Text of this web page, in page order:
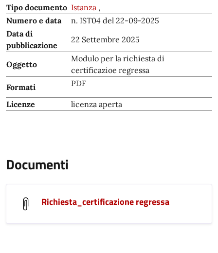
Tipo documento Istanza ,
Numero e data
n. IST04 del 22-09-2025
Data di
pubblicazione
22 Settembre 2025
Oggetto
Modulo per la richiesta di
certificazioe regressa
Formati
PDF
Licenze licenza aperta
Documenti
Richiesta_certificazione regressa